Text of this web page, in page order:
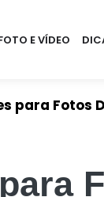
E VÍDEO
para Fotos